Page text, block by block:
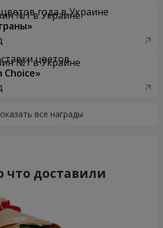
года в Украине
цветов
Choice»
что доставили